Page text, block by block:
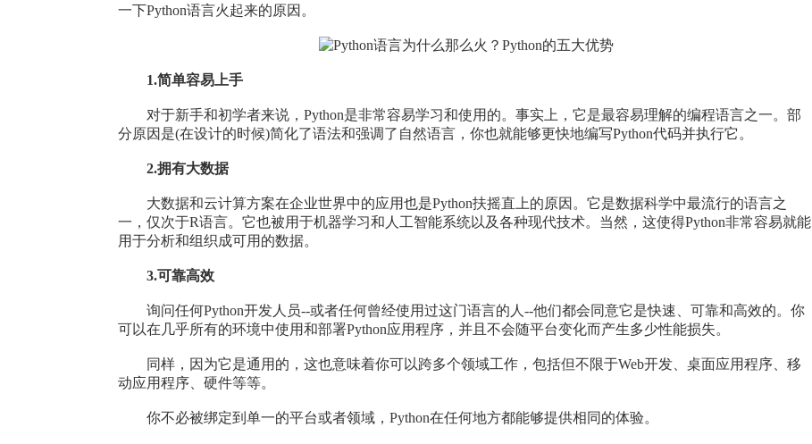
一下Python语言火起来的原因。
1.简单容易上手
对于新手和初学者来说，Python是非常容易学习和使用的。事实上，它是最容易理解的编程语言之一。部
分原因是(在设计的时候)简化了语法和强调了自然语言，你也就能够更快地编写Python代码并执行它。
2.拥有大数据
大数据和云计算方案在企业世界中的应用也是Python扶摇直上的原因。它是数据科学中最流行的语言之
一，仅次于R语言。它也被用于机器学习和人工智能系统以及各种现代技术。当然，这使得Python非常容易就能
用于分析和组织成可用的数据。
3.可靠高效
询问任何Python开发人员--或者任何曾经使用过这门语言的人--他们都会同意它是快速、可靠和高效的。你
可以在几乎所有的环境中使用和部署Python应用程序，并且不会随平台变化而产生多少性能损失。
同样，因为它是通用的，这也意味着你可以跨多个领域工作，包括但不限于Web开发、桌面应用程序、移
动应用程序、硬件等等。
你不必被绑定到单一的平台或者领域，Python在任何地方都能够提供相同的体验。